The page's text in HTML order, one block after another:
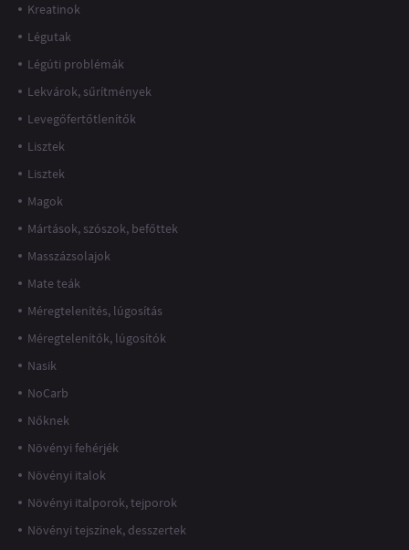
Kreatinok
Légutak
Légúti problémák
Lekvárok, sűrítmények
Levegőfertőtlenítők
Lisztek
Lisztek
Magok
Mártások, szószok, befőttek
Masszázsolajok
Mate teák
Méregtelenítés, lúgosítás
Méregtelenítők, lúgosítók
Nasik
NoCarb
Nőknek
Növényi fehérjék
Növényi italok
Növényi italporok, tejporok
Növényi tejszínek, desszertek